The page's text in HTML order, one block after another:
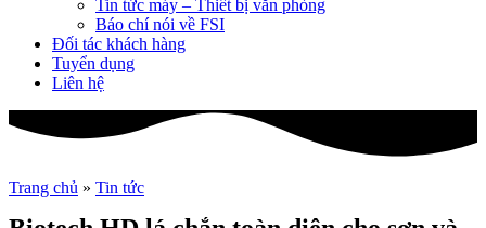
Tin tức máy – Thiết bị văn phòng
Báo chí nói về FSI
Đối tác khách hàng
Tuyển dụng
Liên hệ
Trang chủ » Tin tức